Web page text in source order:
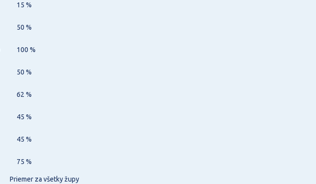
15 %
50 %
100 %
50 %
62 %
45 %
45 %
75 %
Priemer za všetky župy